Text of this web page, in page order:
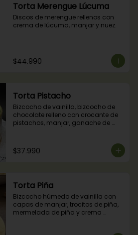
Torta Merengue Lúcuma
Discos de merengue rellenos con
crema de lúcuma, manjar y nuez.
$44.990
Torta Pistacho
Bizcocho de vainilla, bizcocho de
chocolate relleno con crocante de
pistachos, manjar, ganache de
$37.990
Torta Piña
Bizcocho húmedo de vainilla con
capas de manjar, trocitos de piña,
mermelada de piña y crema